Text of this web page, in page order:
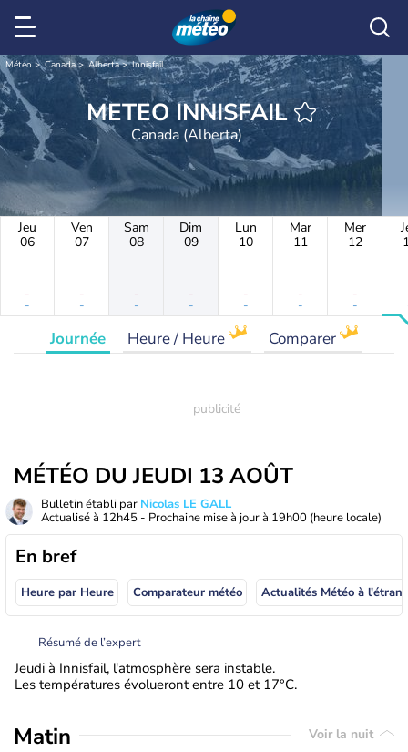
Météo Canada Alberta Innisfail
METEO INNISFAIL
Canada (Alberta)
Jeu
06
-
-
Ven
07
-
-
Sam
08
-
-
Dim
09
-
-
Lun
10
-
-
Mar
11
-
-
Mer
12
-
-
Journée Heure / Heure Comparer
MÉTÉO DU JEUDI 13 AOÛT
Bulletin établi par Nicolas LE GALL
Actualisé à 12h45 - Prochaine mise à jour à 19h00 (heure locale)
En bref
Heure par Heure Comparateur météo
Résumé de l’expert
Jeudi à Innisfail, l'atmosphère sera instable.
Les températures évolueront entre 10 et 17°C.
Matin Voir la nuit